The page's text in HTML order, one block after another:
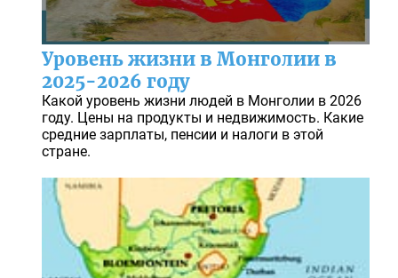
Уровень жизни в Монголии в
2025-2026 году
Какой уровень жизни людей в Монголии в 2026
году. Цены на продукты и недвижимость. Какие
средние зарплаты, пенсии и налоги в этой
стране.